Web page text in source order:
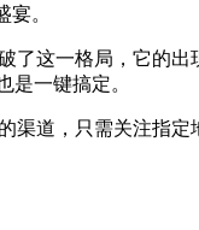
。
这一格局，它的
是一键搞定。
道，只需关注指